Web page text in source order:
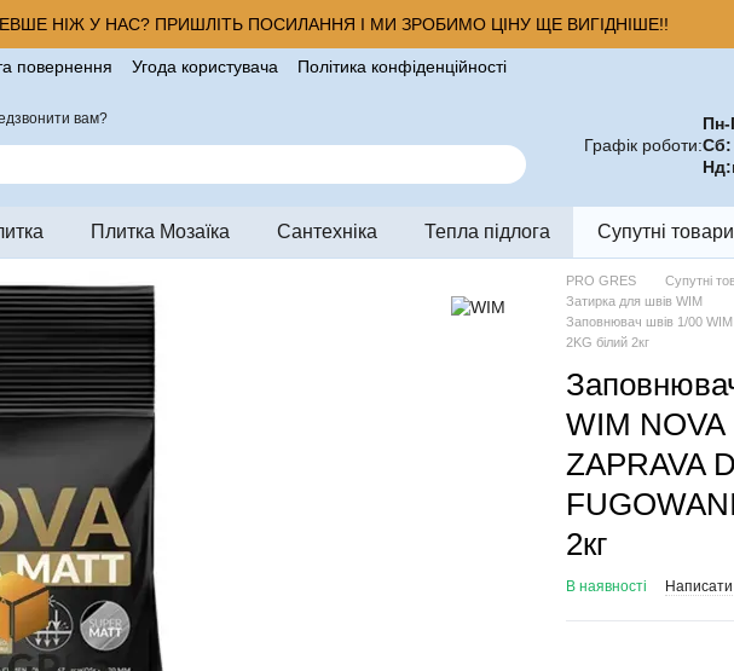
НІЖ У НАС? ПРИШЛІТЬ ПОСИЛАННЯ І МИ ЗРОБИМО ЦІНУ ЩЕ ВИГІДНІШЕ!!
повернення Угода користувача
Політика конфіденційності
вам?
Графік роботи:Сб:
Нд:
Плитка Мозаїка Сантехніка Тепла підлога Супутні товари
PRO GRES Супутні
Затирка для швів WIM
Заповнювач швiв 1/00 WIM
2KG білий 2кг
WIM
ZAPRAVA
2кг
В наявності Написати